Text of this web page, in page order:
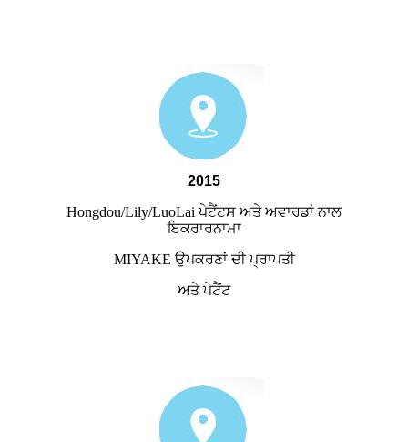
2015
Hongdou/Lily/LuoLai ਪੇਟੈਂਟਸ ਅਤੇ ਅਵਾਰਡਾਂ ਨਾਲ
ਇਕਰਾਰਨਾਮਾ
MIYAKE ਉਪਕਰਣਾਂ ਦੀ ਪ੍ਰਾਪਤੀ
ਅਤੇ ਪੇਟੈਂਟ